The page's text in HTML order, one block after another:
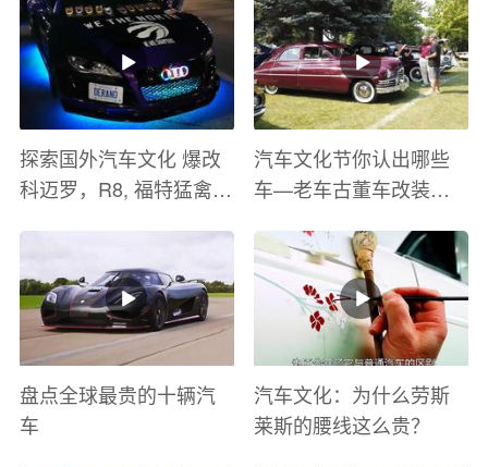
探索国外汽车文化 爆改
科迈罗，R8, 福特猛禽
汽车文化节你认出哪些
车—老车古董车改装车
盘点全球最贵的十辆汽
车
汽车文化：为什么劳斯
莱斯的腰线这么贵？